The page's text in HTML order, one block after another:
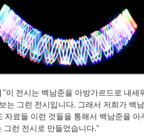
이 전시는 백남준을 아방가르드로 내세
는 그런 전시입니다. 그래서 저희가 백
료들 이런 것들을 통해서 백남준을
그런 전시로 만들었습니다."